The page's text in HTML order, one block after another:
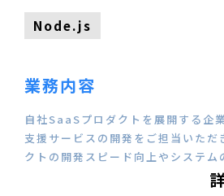
Node.js
業務内容
自社SaaSプロダクトを展開する企
支援サービスの開発をご担当いただ
クトの開発スピード向上やシステ